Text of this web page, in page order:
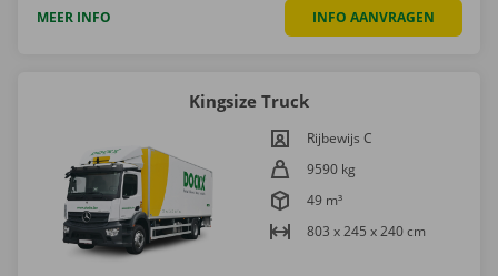
MEER INFO INFO AANVRAGEN
Kingsize Truck
Rijbewijs C
9590 kg
49 m³
803 x 245 x 240 cm